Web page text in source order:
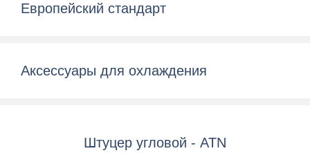
Европейский стандарт
Аксессуары для охлаждения
Штуцер угловой - ATN